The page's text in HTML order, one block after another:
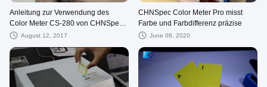
Anleitung zur Verwendung des
Color Meter CS-280 von CHNSpec
TechAugust 12, 2017
CHNSpec Color Meter Pro misst
Farbe und Farbdifferenz präzise
June 08, 2020